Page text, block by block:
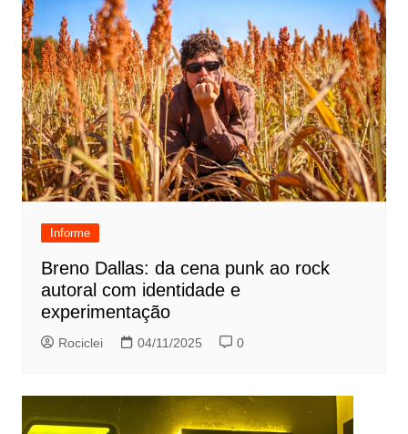
Informe
Breno Dallas: da cena punk ao rock
autoral com identidade e
experimentação
Rociclei 04/11/2025 0